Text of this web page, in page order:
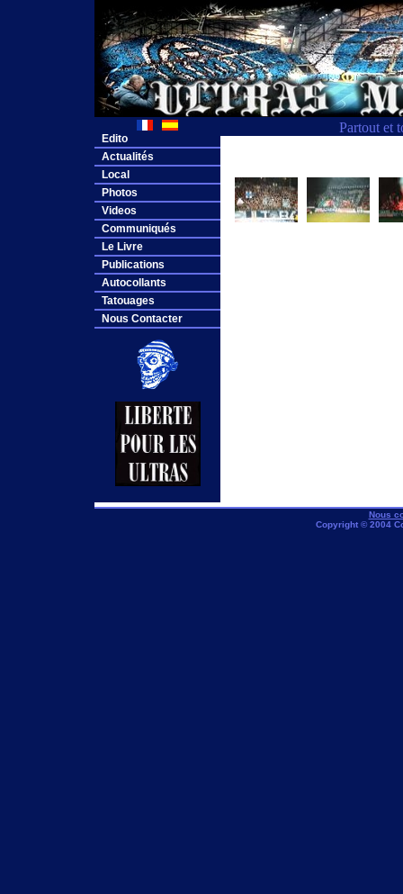
Partout et
Edito
Actualités
Local
Photos
Videos
Communiqués
Le Livre
Publications
Autocollants
Tatouages
Nous Contacter
Nous
Copyright © 2004